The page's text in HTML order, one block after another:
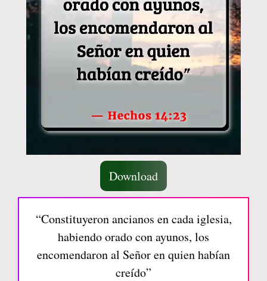
Download
“Constituyeron ancianos en cada iglesia,
habiendo orado con ayunos, los
encomendaron al Señor en quien habían
creído”